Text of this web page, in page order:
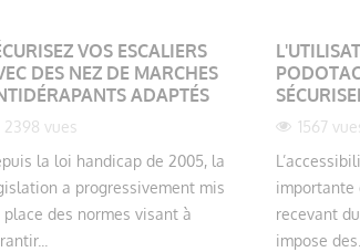
VOS ESCALIERS
DES NEZ DE MARCHES
ADAPTÉS
2398 vues
la loi handicap de 2005, la
a progressivement mis
place des normes visant à
1567
importante
recevant
impose